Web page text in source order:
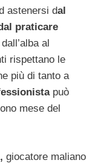
astenersi dal
praticare
al
rispettano le
più di tanto a
può
mese del
giocatore maliano